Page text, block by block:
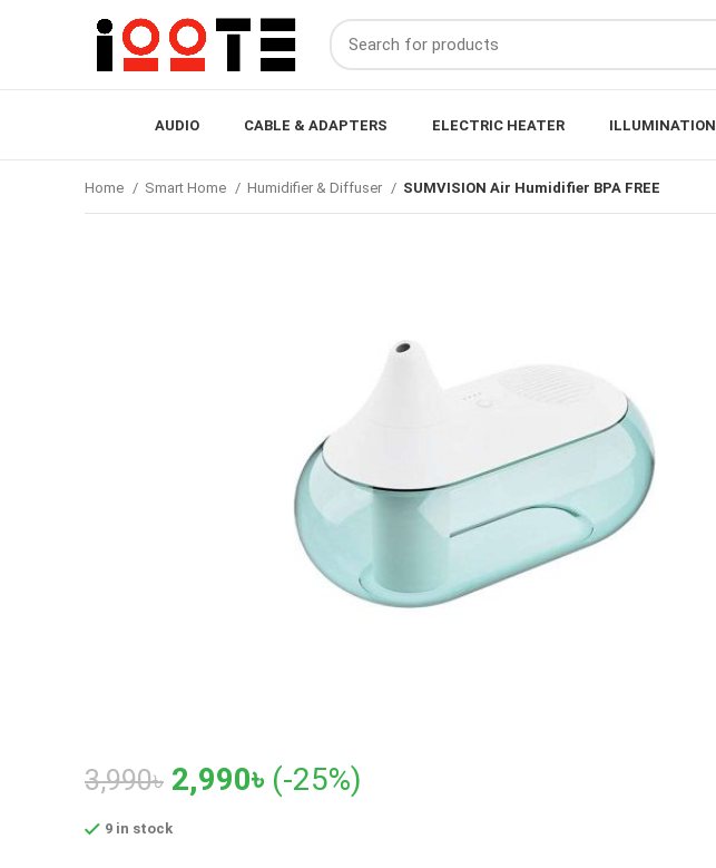
AUDIO CABLE & ADAPTERS ELECTRIC HEATER ILLUMINATION
Home Smart Home Humidifier & Diffuser SUMVISION Air Humidifier BPA FREE
3,990৳ Original
2,990৳Current
(-25%)
9 in stock